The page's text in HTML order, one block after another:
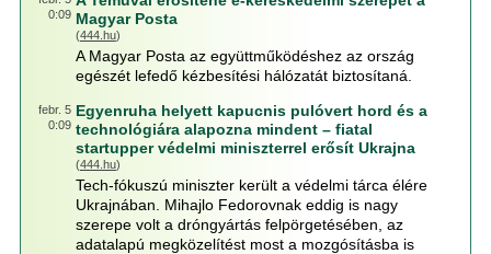
0:09 Magyar Posta
(444.hu)
A Magyar Posta az együttműködéshez az ország
egészét lefedő kézbesítési hálózatát biztosítaná.
febr. 5
0:09
Egyenruha helyett kapucnis pulóvert hord és a
technológiára alapozna mindent – fiatal
startupper védelmi miniszterrel erősít Ukrajna
(444.hu)
Tech-fókuszú miniszter került a védelmi tárca élére
Ukrajnában. Mihajlo Fedorovnak eddig is nagy
szerepe volt a dróngyártás felpörgetésében, az
adatalapú megközelítést most a mozgósításba is